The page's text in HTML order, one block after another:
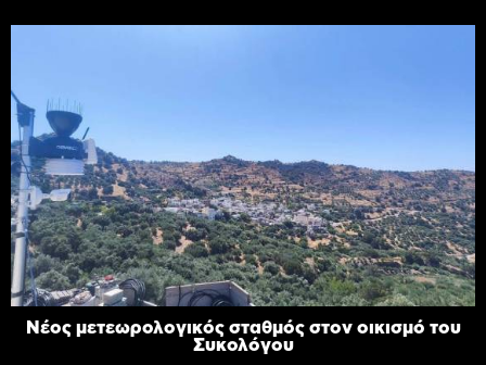
Νέος μετεωρολογικός σταθμός στον οικισμό του
Συκολόγου